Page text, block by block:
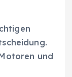
und